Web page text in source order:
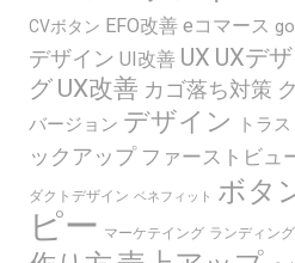
CVボタン EFO改善 eコマース
デザイン UI改善 UX UXデ
グ UX改善 カゴ落ち対策
バージョン デザイン トラ
ックアップ ファーストビュ
ダクトデザイン ベネフィット ボタ
ピー マーケテイング ランディン